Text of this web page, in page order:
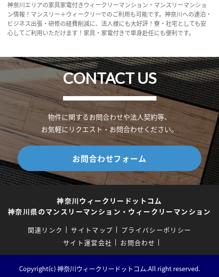
神奈川エリアの家具家電付きウィークリーマンション・マンスリーマンショ
ン情報！マンスリー＋ウィークリーでのご利用も可能です。神奈川への連泊・
ビジネス出張・研修の経費削減に、法人様にも大好評！寮・社宅としても安
心してご利用いただけます！家具・家電付きで単身赴任にも便利です。
CONTACT US
物件に関するお問合わせや法人契約等、
お気軽にリクエスト・お問合わせください。
お問合わせフォーム
神奈川ウィークリードットコム
神奈川県のマンスリーマンション・ウィークリーマンション
関連リンク サイトマップ
プライバシーポリシー
サイト運営会社
お問合わせ
Copyright(c) 神奈川ウィークリードットコム.All right reserved.